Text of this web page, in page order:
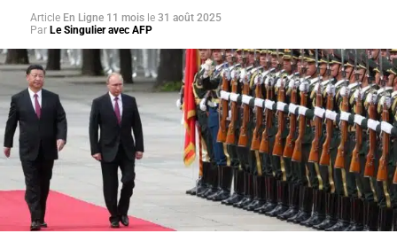
Article En Ligne 11 mois le 31 août 2025
Par Le Singulier avec AFP